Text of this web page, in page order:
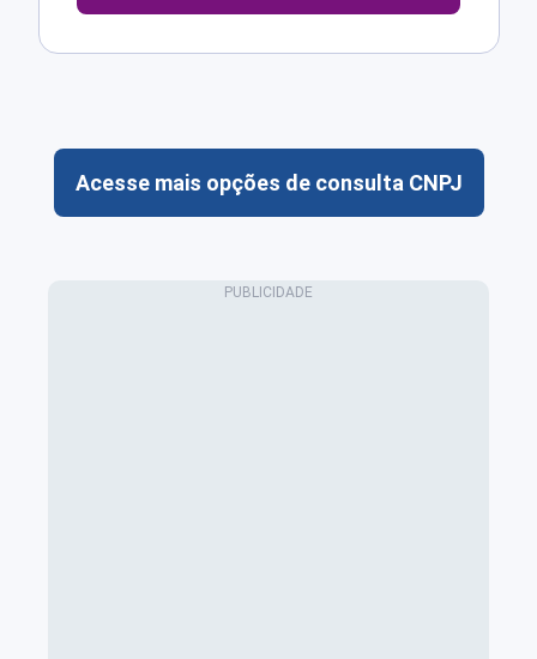
Acesse mais opções de consulta CNPJ